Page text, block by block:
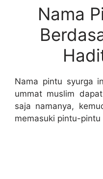
Nama
Nama pintu syurga
ummat muslim
saja namanya,
memasuki pintu-pintu